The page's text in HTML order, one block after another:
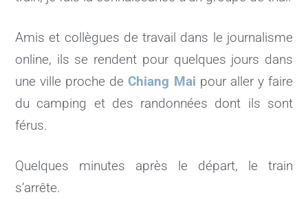
Amis et collègues de travail dans le journalisme
online, ils se rendent pour quelques jours dans
une ville proche de Chiang Mai pour aller y faire
du camping et des randonnées dont ils sont
férus.
Quelques minutes après le départ, le train
s’arrête.